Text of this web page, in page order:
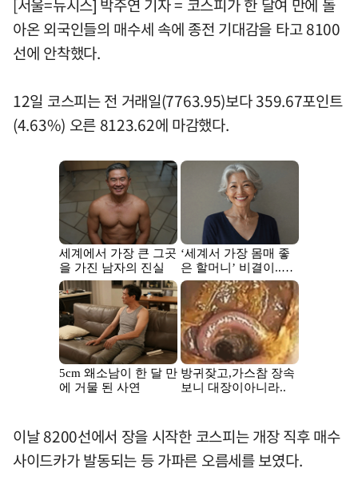
[서울=뉴시스] 박주연 기자 = 코스피가 한 달여 만에 돌
아온 외국인들의 매수세 속에 종전 기대감을 타고 8100
선에 안착했다.
12일 코스피는 전 거래일(7763.95)보다 359.67포인트
(4.63%) 오른 8123.62에 마감했다.
이날 8200선에서 장을 시작한 코스피는 개장 직후 매수
사이드카가 발동되는 등 가파른 오름세를 보였다.